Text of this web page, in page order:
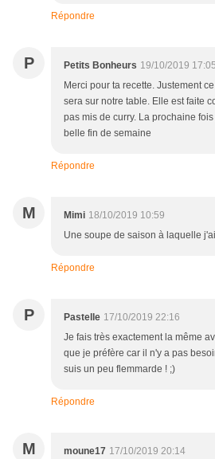
Répondre
P Petits Bonheurs 19/10/2019 17:05
Merci pour ta recette. Justement
sera sur notre table. Elle est faite
pas mis de curry. La prochaine
belle fin de semaine
Répondre
M Mimi 18/10/2019 10:59
Une soupe de saison à laquelle
Répondre
P Pastelle 17/10/2019 22:16
Je fais très exactement la même
que je préfère car il n'y a pas
suis un peu flemmarde ! ;)
Répondre
M moune17 17/10/2019 20:14